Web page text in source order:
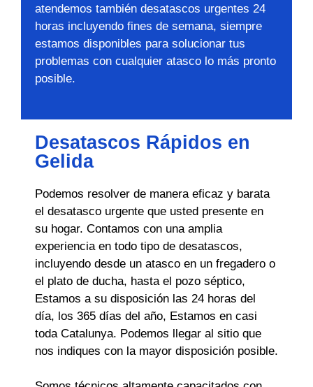
atendemos también desatascos urgentes 24
horas incluyendo fines de semana, siempre
estamos disponibles para solucionar tus
problemas con cualquier atasco lo más pronto
posible.
Desatascos Rápidos en
Gelida
Podemos resolver de manera eficaz y barata
el desatasco urgente que usted presente en
su hogar. Contamos con una amplia
experiencia en todo tipo de desatascos,
incluyendo desde un atasco en un fregadero o
el plato de ducha, hasta el pozo séptico,
Estamos a su disposición las 24 horas del
día, los 365 días del año, Estamos en casi
toda Catalunya. Podemos llegar al sitio que
nos indiques con la mayor disposición posible.